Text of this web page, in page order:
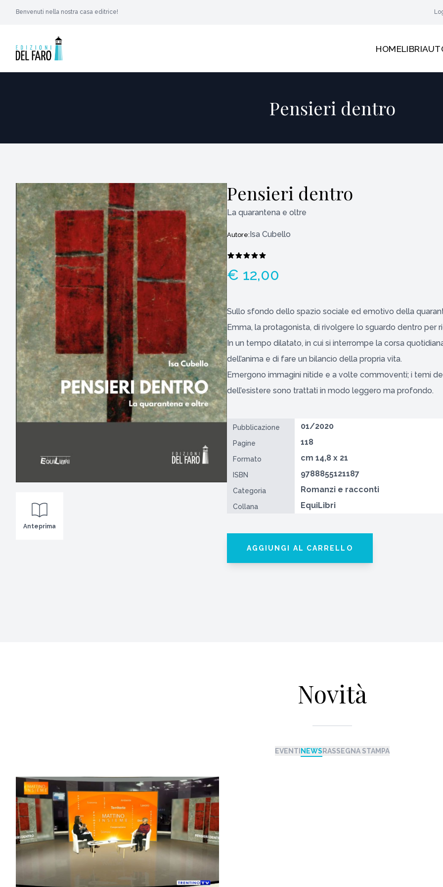
Benvenuti nella nostra casa editrice!
HOMELIBRI
Pensieri dentro
Anteprima
Pensieri dentro
La quarantena e oltre
Autore:Isa Cubello
€ 12,00
Sullo sfondo dello spazio sociale ed emotivo della
Emma, la protagonista, di rivolgere lo sguardo dentro per
In un tempo dilatato, in cui si interrompe la corsa
dell’anima e di fare un bilancio della propria vita.
Emergono immagini nitide e a volte commoventi; i temi
dell’esistere sono trattati in modo leggero ma profondo.
Pubblicazione 01/2020
Pagine 118
Formato cm 14,8 x 21
ISBN 9788855121187
Categoria Romanzi e racconti
Collana EquiLibri
AGGIUNGI AL CARRELLO
Novità
EVENTI NEWS RASSEGNA STAMPA